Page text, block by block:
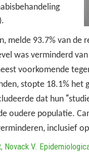
melde 93.7% van de
was verminderd
voorkomende
stopte 18.1%
dat hun “
oudere populatie.
inclusief
Novack V.